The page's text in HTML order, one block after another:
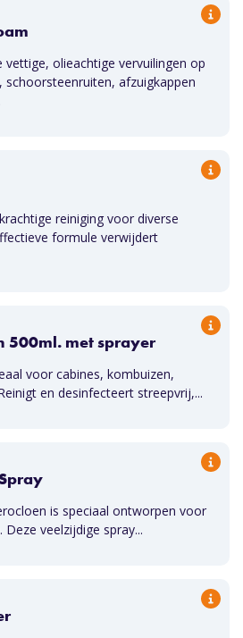
vettige, olieachtige vervuilingen op
schoorsteenruiten, afzuigkappen
reiniging voor diverse
formule verwijdert
500ml. met sprayer
voor cabines, kombuizen,
en desinfecteert streepvrij,...
is speciaal ontworpen voor
veelzijdige spray...